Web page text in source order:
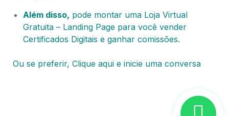
Além disso, pode montar uma Loja Virtual
Gratuita – Landing Page para você vender
Certificados Digitais e ganhar comissões.
Ou se preferir, Clique aqui e inicie uma conversa